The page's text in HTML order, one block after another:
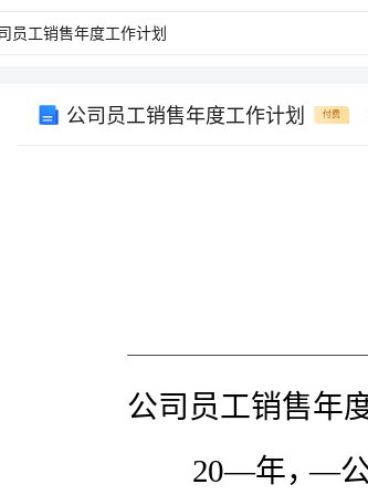
公司员工销售年度工作计划 付费